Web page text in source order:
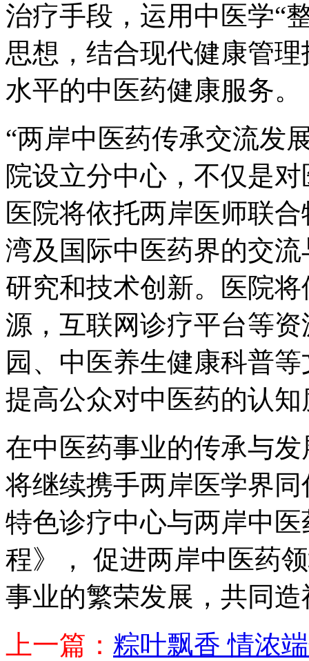
治疗手段，运用中医学“
思想，结合现代健康管
水平的中医药健康服务。
“两岸中医药传承交流发
院设立分中心，不仅是
医院将依托两岸医师联
湾及国际中医药界的交
研究和技术创新。医院
源，互联网诊疗平台等
园、中医养生健康科普
提高公众对中医药的认
在中医药事业的传承与
将继续携手两岸医学界
特色诊疗中心与两岸中
程》， 促进两岸中医药
事业的繁荣发展，共同
上一篇： 粽叶飘香 情浓